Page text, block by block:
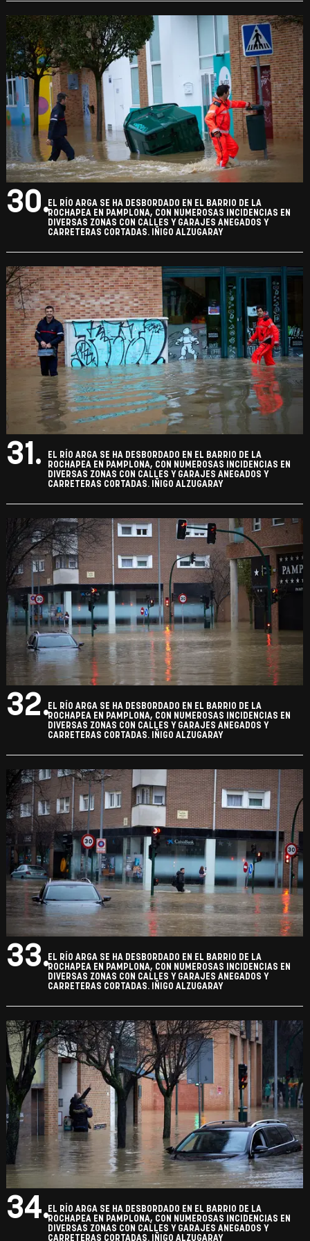
30.EL RÍO ARGA SE HA DESBORDADO EN EL BARRIO DE LA
ROCHAPEA EN PAMPLONA, CON NUMEROSAS INCIDENCIAS EN
DIVERSAS ZONAS CON CALLES Y GARAJES ANEGADOS Y
CARRETERAS CORTADAS. IÑIGO ALZUGARAY
31.
EL RÍO ARGA SE HA DESBORDADO EN EL BARRIO DE LA
ROCHAPEA EN PAMPLONA, CON NUMEROSAS INCIDENCIAS EN
DIVERSAS ZONAS CON CALLES Y GARAJES ANEGADOS Y
CARRETERAS CORTADAS. IÑIGO ALZUGARAY
32.EL RÍO ARGA SE HA DESBORDADO EN EL BARRIO DE LA
ROCHAPEA EN PAMPLONA, CON NUMEROSAS INCIDENCIAS EN
DIVERSAS ZONAS CON CALLES Y GARAJES ANEGADOS Y
CARRETERAS CORTADAS. IÑIGO ALZUGARAY
33.EL RÍO ARGA SE HA DESBORDADO EN EL BARRIO DE LA
ROCHAPEA EN PAMPLONA, CON NUMEROSAS INCIDENCIAS EN
DIVERSAS ZONAS CON CALLES Y GARAJES ANEGADOS Y
CARRETERAS CORTADAS. IÑIGO ALZUGARAY
34.EL RÍO ARGA SE HA DESBORDADO EN EL BARRIO DE LA
ROCHAPEA EN PAMPLONA, CON NUMEROSAS INCIDENCIAS EN
DIVERSAS ZONAS CON CALLES Y GARAJES ANEGADOS Y
CARRETERAS CORTADAS. IÑIGO ALZUGARAY